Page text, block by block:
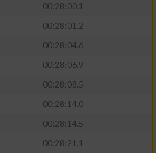
00:28:00.1
00:28:01.2
00:28:04.6
00:28:06.9
00:28:08.5
00:28:14.0
00:28:14.5
00:28:21.1